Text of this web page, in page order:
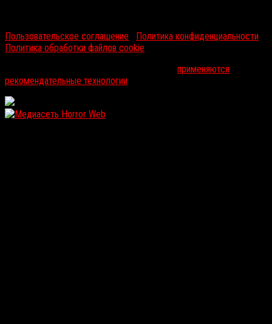
Пользовательское соглашение
Политика конфиденциальности
Политика обработки файлов cookie
применяются
рекомендательные технологии